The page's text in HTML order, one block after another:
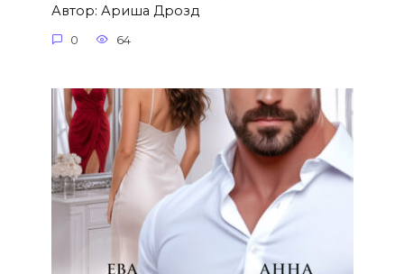
Автор: Ариша Дрозд
0 64